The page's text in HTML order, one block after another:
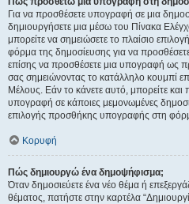
Για να προσθέσετε υπογραφή σε μια
δημιουργήσετε μια μέσω του Πίνακα
μπορείτε να σημειώσετε το πλαίσιο
φόρμα της δημοσίευσης για να
επίσης να προσθέσετε μια υπογραφή ως
σας σημειώνοντας το κατάλληλο κουμπί
Μέλους. Εάν το κάνετε αυτό, μπορείτε και
υπογραφή σε κάποιες μεμονωμένες
επιλογής προσθήκης υπογραφής στη
Κορυφή
Πώς δημιουργώ ένα δημοψήφισμα;
Όταν δημοσιεύετε ένα νέο θέμα ή
θέματος, πατήστε στην καρτέλα